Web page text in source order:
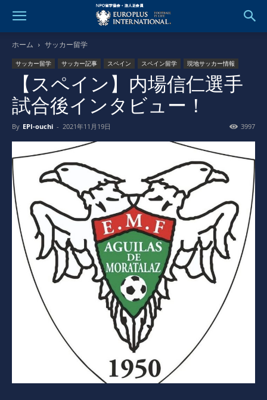
ホーム サッカー留学
サッカー留学 サッカー記事 スペイン スペイン留学 現地サッカー情報
【スペイン】内場信仁選手
試合後インタビュー！
By EPI-ouchi - 2021年11月19日 3997